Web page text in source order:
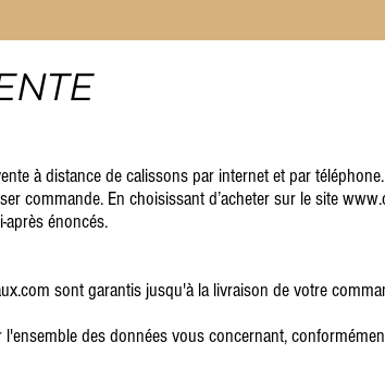
à distance de calissons par internet et par
commande. En choisissant d’acheter sur le site
après énoncés.
sont garantis jusqu'à la livraison de votre
des données vous concernant,